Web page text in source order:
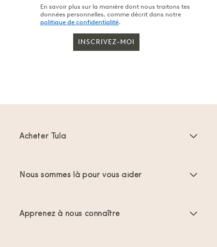
En savoir plus sur la manière dont nous traitons tes
données personnelles, comme décrit dans notre
politique de confidentialité.
INSCRIVEZ-MOI
Acheter Tula
Nous sommes là pour vous aider
Apprenez à nous connaître